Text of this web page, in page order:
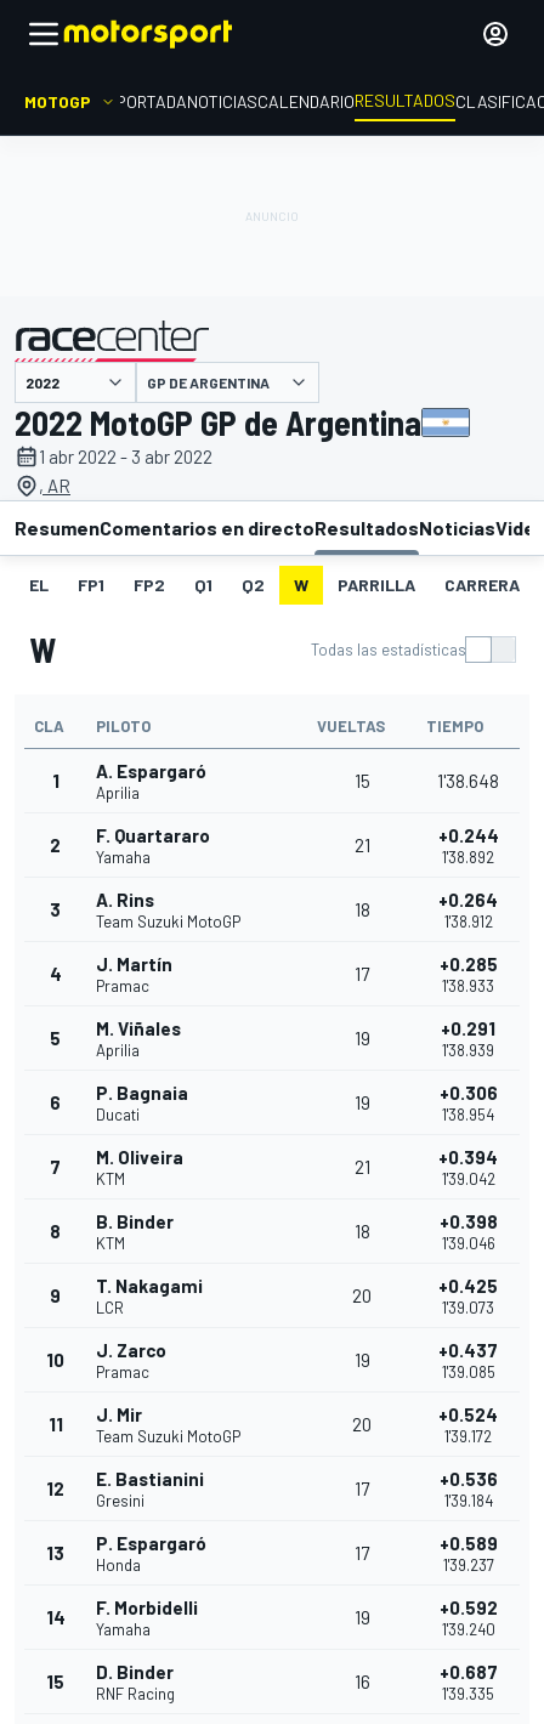
MOTOGP PORTADANOTICIASCALENDARIORESULTADOS
presentado por GP DE ARGENTINA
2022 MotoGP GP de Argentina
1 abr 2022 - 3 abr 2022
, AR
ResumenComentarios en directoResultadosNoticias
EL FP1 FP2 Q1 Q2 W PARRILLA CARRERA
W Todas las estadísticas
CLA PILOTO VUELTAS TIEMPO
1 A. Espargaró
Aprilia
15 1'38.648
2 F. Quartararo
Yamaha
21 +0.244
1'38.892
3 A. Rins
Team Suzuki MotoGP
18 +0.264
1'38.912
4 J. Martín
Pramac
17 +0.285
1'38.933
5 M. Viñales
Aprilia
19 +0.291
1'38.939
6 P. Bagnaia
Ducati
19 +0.306
1'38.954
7 M. Oliveira
KTM
21 +0.394
1'39.042
8 B. Binder
KTM
18 +0.398
1'39.046
9 T. Nakagami
LCR
20 +0.425
1'39.073
10 J. Zarco
Pramac
19 +0.437
1'39.085
11 J. Mir
Team Suzuki MotoGP
20 +0.524
1'39.172
12 E. Bastianini
Gresini
17 +0.536
1'39.184
13 P. Espargaró
Honda
17 +0.589
1'39.237
14 F. Morbidelli
Yamaha
19 +0.592
1'39.240
15 D. Binder
RNF Racing
16 +0.687
1'39.335